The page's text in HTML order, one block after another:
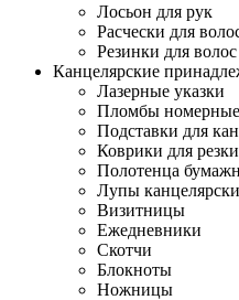
Лосьон для рук
Расчески для
Резинки для волос
Канцелярские
Лазерные указки
Пломбы номерные
Подставки для
Коврики для резки
Полотенца
Лупы
Визитницы
Ежедневники
Скотчи
Блокноты
Ножницы